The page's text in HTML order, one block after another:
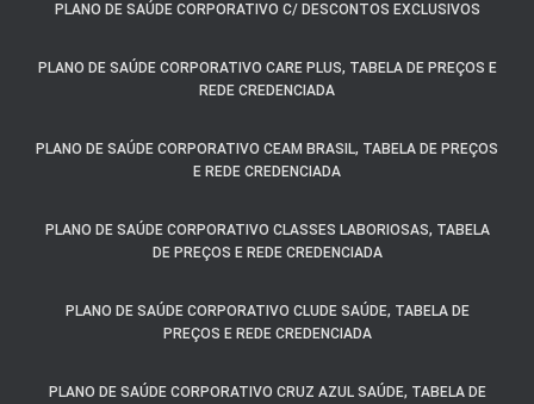
PLANO DE SAÚDE CORPORATIVO C/ DESCONTOS EXCLUSIVOS
PLANO DE SAÚDE CORPORATIVO CARE PLUS, TABELA DE PREÇOS E
REDE CREDENCIADA
PLANO DE SAÚDE CORPORATIVO CEAM BRASIL, TABELA DE PREÇOS
E REDE CREDENCIADA
PLANO DE SAÚDE CORPORATIVO CLASSES LABORIOSAS, TABELA
DE PREÇOS E REDE CREDENCIADA
PLANO DE SAÚDE CORPORATIVO CLUDE SAÚDE, TABELA DE
PREÇOS E REDE CREDENCIADA
PLANO DE SAÚDE CORPORATIVO CRUZ AZUL SAÚDE, TABELA DE